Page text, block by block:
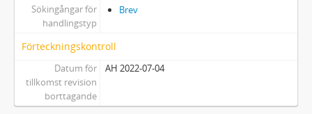
Sökingångar för
handlingstyp
Brev
Förteckningskontroll
Datum för
tillkomst revision
borttagande
AH 2022-07-04